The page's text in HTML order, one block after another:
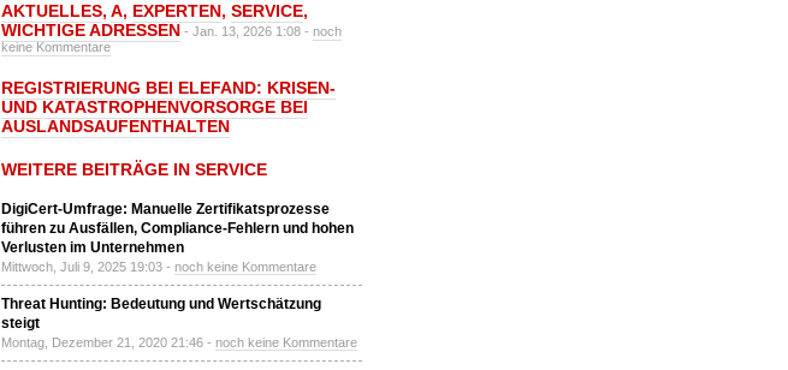
AKTUELLES, A, EXPERTEN, SERVICE,
WICHTIGE ADRESSEN - Jan. 13, 2026 1:08 - noch
keine Kommentare
REGISTRIERUNG BEI ELEFAND: KRISEN-
UND KATASTROPHENVORSORGE BEI
AUSLANDSAUFENTHALTEN
WEITERE BEITRÄGE IN SERVICE
DigiCert-Umfrage: Manuelle Zertifikatsprozesse
führen zu Ausfällen, Compliance-Fehlern und hohen
Verlusten im Unternehmen
Mittwoch, Juli 9, 2025 19:03 - noch keine Kommentare
Threat Hunting: Bedeutung und Wertschätzung
steigt
Montag, Dezember 21, 2020 21:46 - noch keine Kommentare